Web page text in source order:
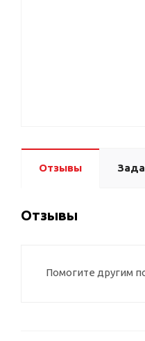
Отзывы
Отзывы
Помогите другим